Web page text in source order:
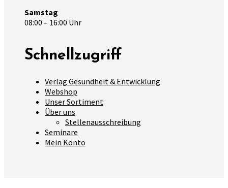
Samstag
08:00 – 16:00 Uhr
Schnellzugriff
Verlag Gesundheit & Entwicklung
Webshop
Unser Sortiment
Über uns
Stellenausschreibung
Seminare
Mein Konto